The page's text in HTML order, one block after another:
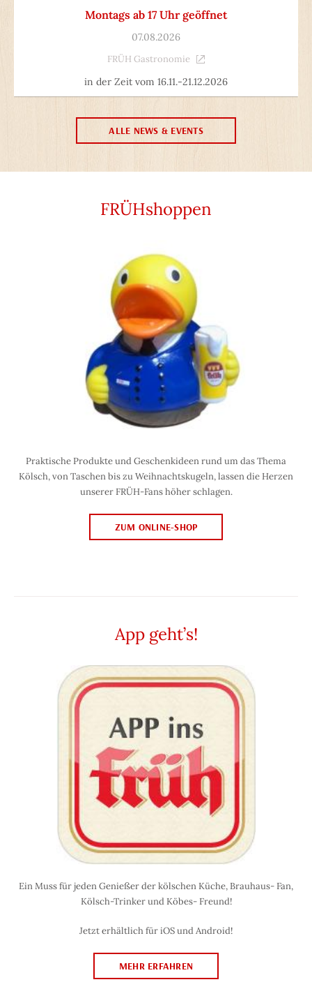
Montags ab 17 Uhr geöffnet
07.08.2026
FRÜH Gastronomie
in der Zeit vom 16.11.-21.12.2026
ALLE NEWS & EVENTS
FRÜHshoppen
Praktische Produkte und Geschenkideen rund um das Thema
Kölsch, von Taschen bis zu Weihnachtskugeln, lassen die Herzen
unserer FRÜH-Fans höher schlagen.
ZUM ONLINE-SHOP
App geht’s!
Ein Muss für jeden Genießer der kölschen Küche, Brauhaus- Fan,
Kölsch-Trinker und Köbes- Freund!
Jetzt erhältlich für iOS und Android!
MEHR ERFAHREN